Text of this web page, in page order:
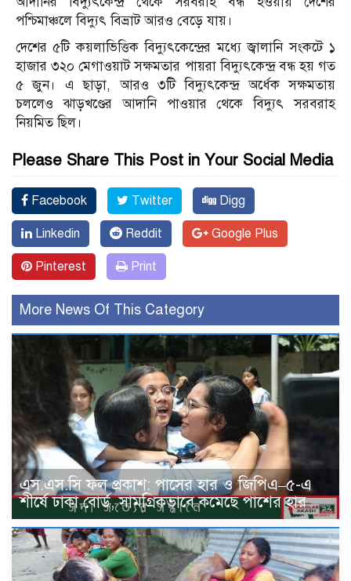
পশ্চিমাঞ্চলে বিদ্যুৎ বিভ্রাট আরও বেড়ে যায়।
দেশের ৫টি কয়লাভিত্তিক বিদ্যুৎকেন্দ্রের মধ্যে জ্বালানি সংকটে ১
হাজার ৩২০ মেগাওয়াট সক্ষমতার পায়রা বিদ্যুৎকেন্দ্র বন্ধ হয় গত
৫ জুন। এ ছাড়া, আরও ৩টি বিদ্যুৎকেন্দ্র অর্ধেক সক্ষমতায়
চললেও ঝাড়খণ্ডের আদানি পাওয়ার থেকে বিদ্যুৎ সরবরাহ
নিয়মিত ছিল।
Please Share This Post in Your Social Media
Facebook Twitter Digg
Linkedin Reddit Google Plus
Pinterest Print
More News Of This Category
এস.এস.সি ফল প্রকাশ: পাসের হার ও জিপিএ–৫-এ
শীর্ষে ঢাকা বোর্ড, সামগ্রিকভাবে কমেছে পাশের হার